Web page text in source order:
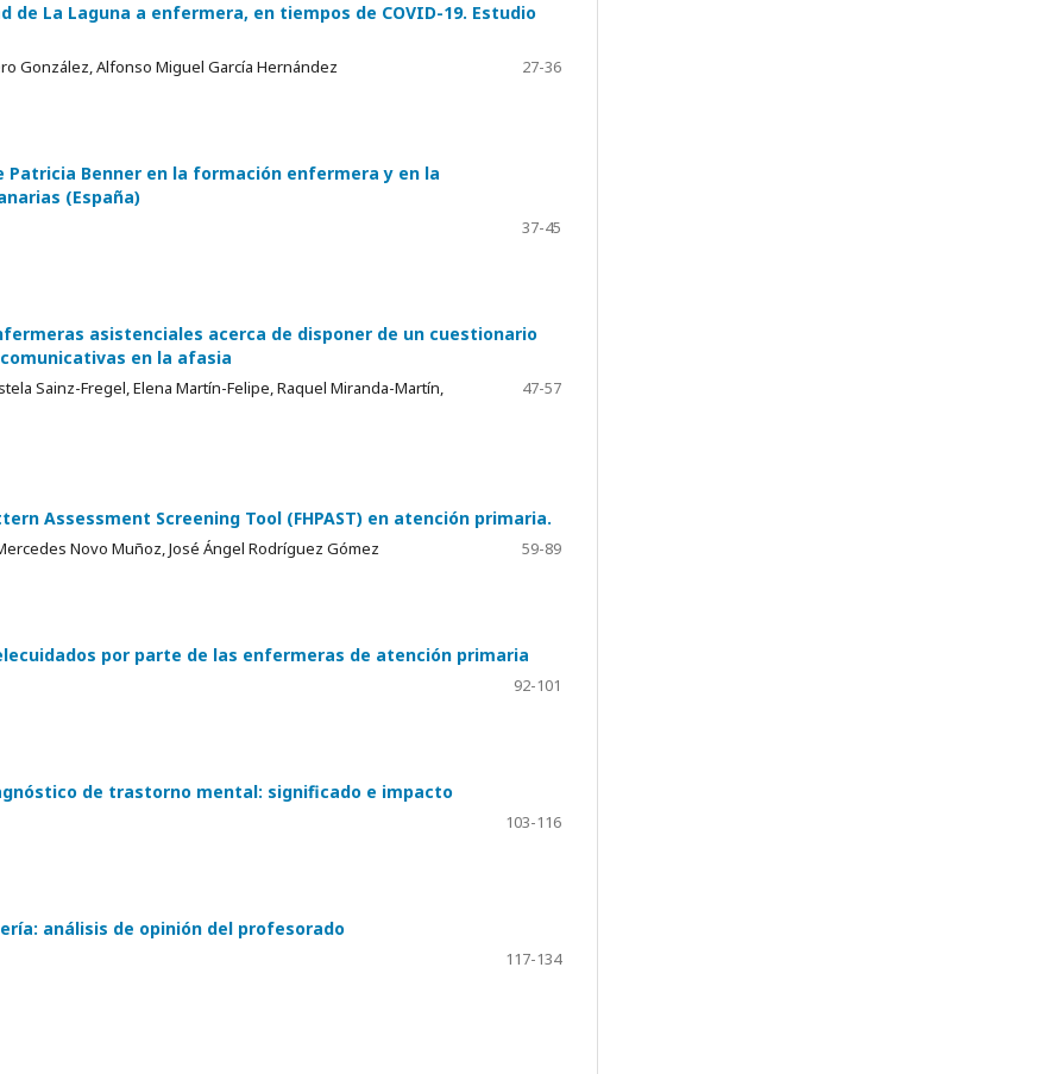
La Laguna a enfermera, en tiempos de COVID-19. Estudio
González, Alfonso Miguel García Hernández
27-36
Benner en la formación enfermera y en la
(España)
37-45
asistenciales acerca de disponer de un cuestionario
en la afasia
Sainz-Fregel, Elena Martín-Felipe, Raquel Miranda-Martín,
47-57
Assessment Screening Tool (FHPAST) en atención primaria.
Novo Muñoz, José Ángel Rodríguez Gómez
59-89
por parte de las enfermeras de atención primaria
92-101
de trastorno mental: significado e impacto
103-116
análisis de opinión del profesorado
117-134